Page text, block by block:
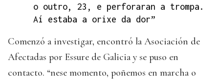
o outro, 23, e perforaran a trompa.
Aí estaba a orixe da dor”
Comenzó a investigar, encontró la Asociación de
Afectadas por Essure de Galicia y se puso en
contacto. “nese momento, poñemos en marcha o